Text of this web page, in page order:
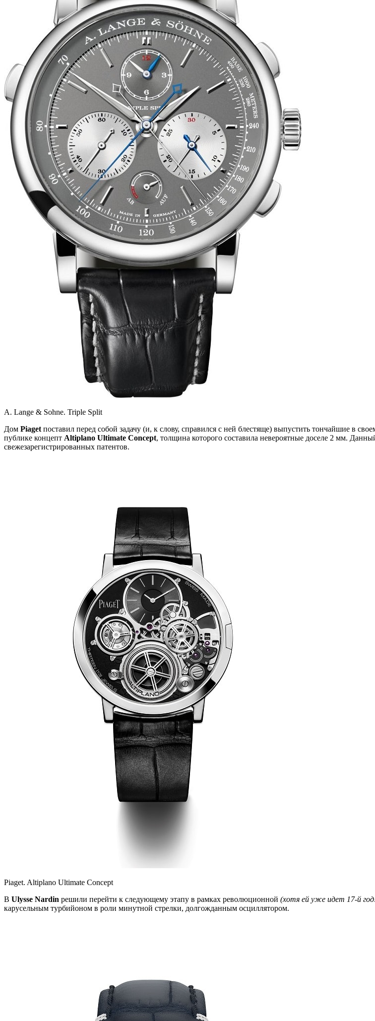
А. Lange & Sohne. Triple Split
Дом Piaget поставил перед собой задачу (и, к слову, справился с ней блестяще) выпустить тончайшие в
публике концепт Altiplano Ultimate Concept, толщина которого составила невероятные доселе 2 мм.
свежезарегистрированных патентов.
Piaget. Altiplano Ultimate Concept
В Ulysse Nardin решили перейти к следующему этапу в рамках революционной (хотя ей уже идет 17-й
карусельным турбийоном в роли минутной стрелки, долгожданным осциллятором.